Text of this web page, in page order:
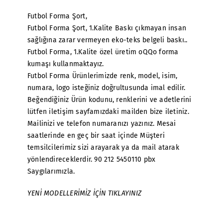
Futbol Forma Şort,
Futbol Forma Şort, 1.Kalite Baskı çıkmayan insan
sağlığına zarar vermeyen eko-teks belgeli baskı..
Futbol Forma, 1.Kalite özel üretim oQQo forma
kumaşı kullanmaktayız.
Futbol Forma Ürünlerimizde renk, model, isim,
numara, logo isteğiniz doğrultusunda imal edilir.
Beğendiğiniz Ürün kodunu, renklerini ve adetlerini
lütfen iletişim sayfamızdaki mailden bize iletiniz.
Mailinizi ve telefon numaranızı yazınız. Mesai
saatlerinde en geç bir saat içinde Müşteri
temsilcilerimiz sizi arayarak ya da mail atarak
yönlendireceklerdir. 90 212 5450110 pbx
Saygılarımızla.
YENİ MODELLERİMİZ İÇİN TIKLAYINIZ